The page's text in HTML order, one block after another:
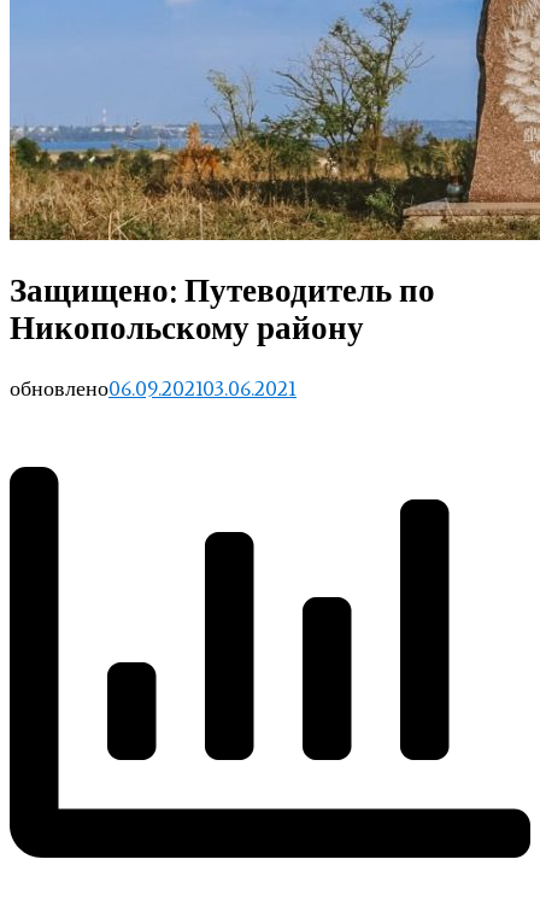
Защищено: Путеводитель по
Никопольскому району
обновлено06.09.202103.06.2021